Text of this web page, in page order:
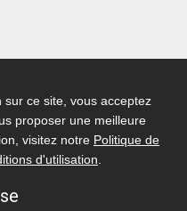
ce site, vous acceptez
proposer une meilleure
visitez notre Politique de
d'utilisation